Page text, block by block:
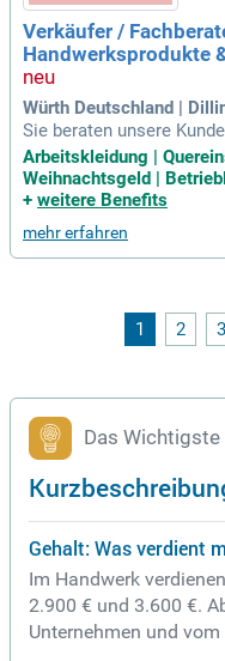
Verkäufer /
Handwerksprodukte
Würth Deutschland |
Sie beraten unsere
or Ort zu über 5.000
fristigem Sofortbedarf;
kzeuge bis hin zu
Arbeitskleidung |
Weihnachtsgeld |
+ weitere Benefits
mehr erfahren
1 2 3
Das Wichtigste
Gehalt: Was verdient
Im Handwerk
2.900 € und 3.600 €.
Unternehmen und